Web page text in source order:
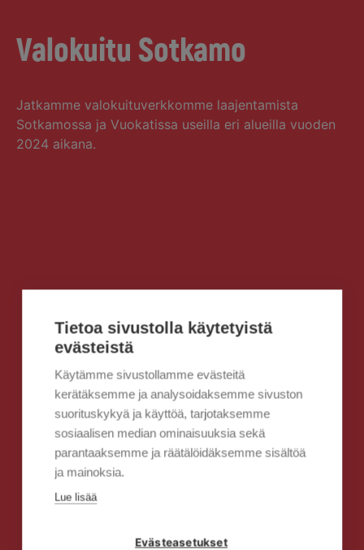
Valokuitu Sotkamo
Jatkamme valokuituverkkomme laajentamista
Sotkamossa ja Vuokatissa useilla eri alueilla vuoden
2024 aikana.
Tietoa sivustolla käytetyistä
evästeistä
Käytämme sivustollamme evästeitä
kerätäksemme ja analysoidaksemme sivuston
suorituskykyä ja käyttöä, tarjotaksemme
sosiaalisen median ominaisuuksia sekä
parantaaksemme ja räätälöidäksemme sisältöä
ja mainoksia.
Lue lisää
Evästeasetukset